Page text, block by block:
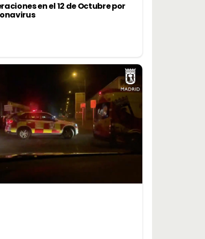
en el 12 de Octubre por